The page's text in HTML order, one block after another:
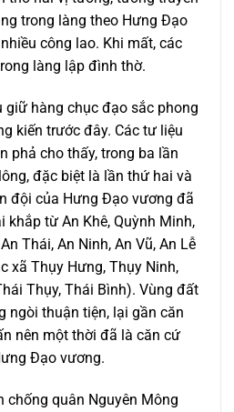
trong làng theo Hưng Đạo
công lao. Khi mất, các
làng lập đình thờ.
giữ hàng chục đạo sắc phong
kiến trước đây. Các tư liệu
phả cho thấy, trong ba lần
đặc biệt là lần thứ hai và
đội của Hưng Đạo vương đã
khắp từ An Khê, Quỳnh Minh,
Thái, An Ninh, An Vũ, An Lễ
xã Thụy Hưng, Thụy Ninh,
Thụy, Thái Bình). Vùng đất
ngòi thuận tiện, lại gần căn
nên một thời đã là căn cứ
Đạo vương.
chống quân Nguyên Mông